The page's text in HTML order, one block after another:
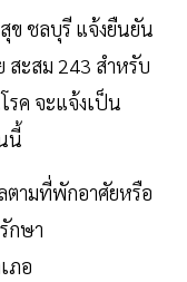
ข ชลบุรี แจ้งยืนยัน
สะสม 243 สำหรับ
รค จะแจ้งเป็น
นี้
ตามที่พักอาศัยหรือ
กษา
ภอ